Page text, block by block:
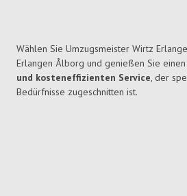
Wählen Sie Umzugsmeister Wirtz
Erlangen Ålborg und genießen Sie einen
und kosteneffizienten Service, der
Bedürfnisse zugeschnitten ist.